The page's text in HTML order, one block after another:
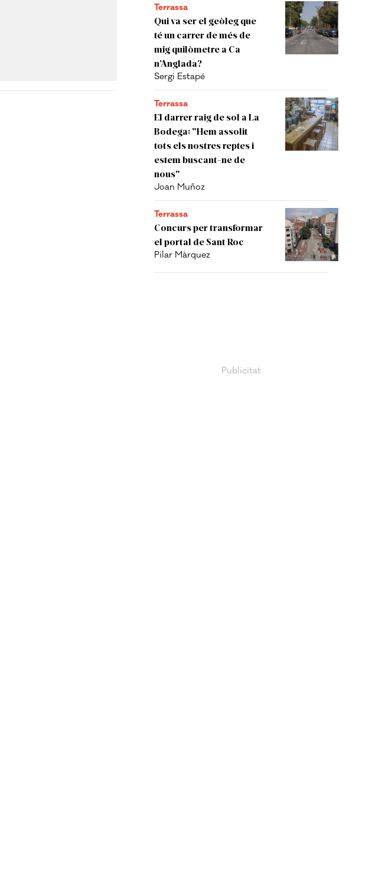
Terrassa
Qui va ser el geòleg que
té un carrer de més de
mig quilòmetre a Ca
n’Anglada?
Sergi Estapé
Terrassa
El darrer raig de sol a La
Bodega: "Hem assolit
tots els nostres reptes i
estem buscant-ne de
nous"
Joan Muñoz
Terrassa
Concurs per transformar
el portal de Sant Roc
Pilar Màrquez